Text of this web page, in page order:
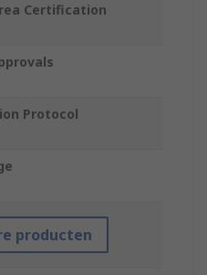
Certification
Protocol
producten